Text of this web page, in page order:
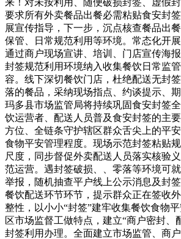
来！对未按利用、随便破损封签、虚假
要求所有外卖餐品出餐必需粘贴食安封
展宣传指导，下一步，沉点核查餐品出
保管、日常规范利用等环境。常态化开
通过商户现场宣讲、培训、门店宣传海
封签规范利用环境纳入收集餐饮日常监
容。线下深切餐饮门店，杜绝配送无封
落的餐品，采纳现场指点、约谈提示、
玛多县市场监管局将持续巩固食安封签
饮运营者、配送人员普及食安封签的主
方位、全链条守护辖区群众舌尖上的平
食物平安管理程度。现场示范封签粘贴
尺度，同步督促外卖配送人员落实核验
范运营。遇封签破损、、零落等环境可
举报，随机抽查平户线上公示消息及封
餐饮配送环节环节，提示群众正在签收
整性，以小小“封签”建牢收集餐饮食物
区市场监督工做特点，建立“商户密封、
封签利用办理。全面建立市场监管、商